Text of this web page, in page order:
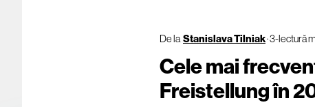
De laStanislava Tilniak·3-lectură
Cele mai
Freistellung în